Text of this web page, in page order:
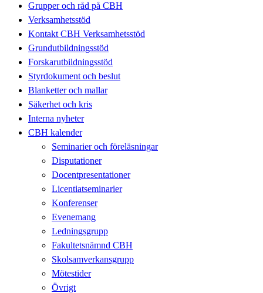
Grupper och råd på CBH
Verksamhetsstöd
Kontakt CBH Verksamhetsstöd
Grundutbildningsstöd
Forskarutbildningsstöd
Styrdokument och beslut
Blanketter och mallar
Säkerhet och kris
Interna nyheter
CBH kalender
Seminarier och föreläsningar
Disputationer
Docentpresentationer
Licentiatseminarier
Konferenser
Evenemang
Ledningsgrupp
Fakultetsnämnd CBH
Skolsamverkansgrupp
Mötestider
Övrigt